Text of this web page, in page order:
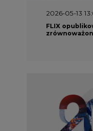
2026-05-13
FLIX